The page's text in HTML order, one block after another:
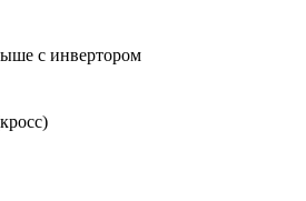
с инвертором